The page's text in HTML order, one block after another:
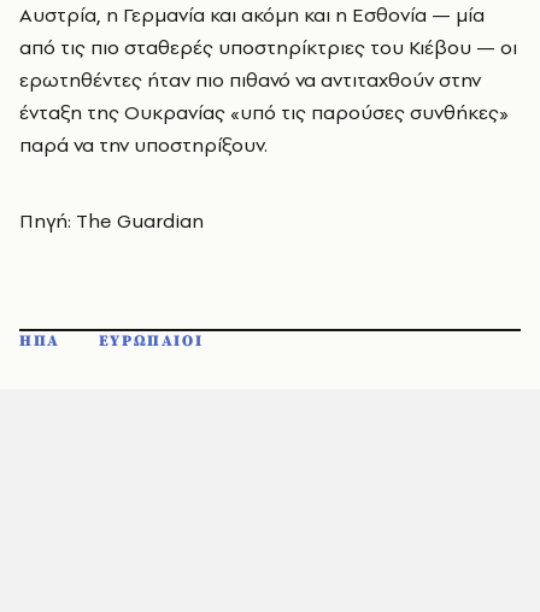
Αυστρία, η Γερμανία και ακόμη και η Εσθονία — μία
από τις πιο σταθερές υποστηρίκτριες του Κιέβου — οι
ερωτηθέντες ήταν πιο πιθανό να αντιταχθούν στην
ένταξη της Ουκρανίας «υπό τις παρούσες συνθήκες»
παρά να την υποστηρίξουν.
Πηγή: The Guardian
ΗΠΑ ΕΥΡΩΠΑΙΟΙ